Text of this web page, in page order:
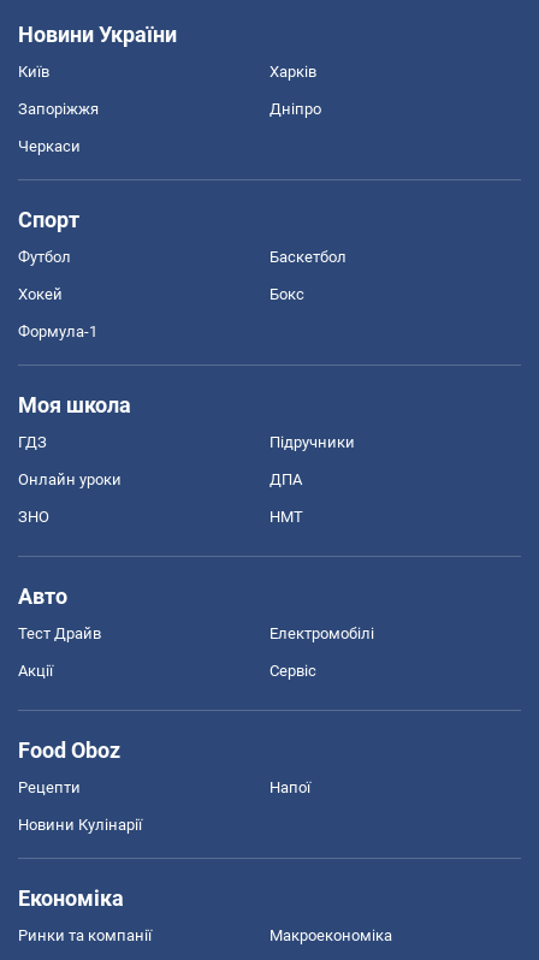
Новини України
Київ Харків
Запоріжжя Дніпро
Черкаси
Спорт
Футбол Баскетбол
Хокей Бокс
Формула-1
Моя школа
ГДЗ Підручники
Онлайн уроки ДПА
ЗНО НМТ
Авто
Тест Драйв Електромобілі
Акції Сервіс
Food Oboz
Рецепти Напої
Новини Кулінарії
Економіка
Ринки та компанії Макроекономіка